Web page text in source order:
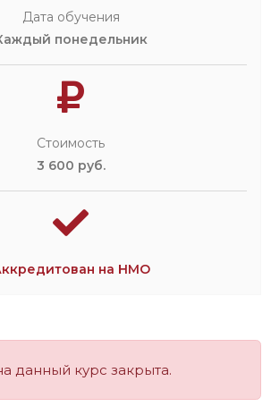
Дата обучения
понедельник
Стоимость
3 600 руб.
на НМО
данный курс закрыта.